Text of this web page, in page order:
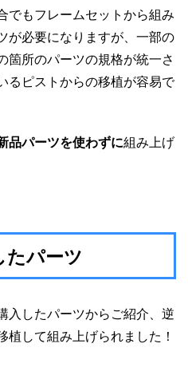
でもフレームセットから組み
が必要になりますが、一部の
箇所のパーツの規格が統一さ
るピストからの移植が容易で
品パーツを使わずに組み上げ
たパーツ
入したパーツからご紹介、逆
植して組み上げられました！